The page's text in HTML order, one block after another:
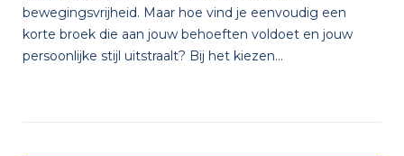
bewegingsvrijheid. Maar hoe vind je eenvoudig een
korte broek die aan jouw behoeften voldoet en jouw
persoonlijke stijl uitstraalt? Bij het kiezen...